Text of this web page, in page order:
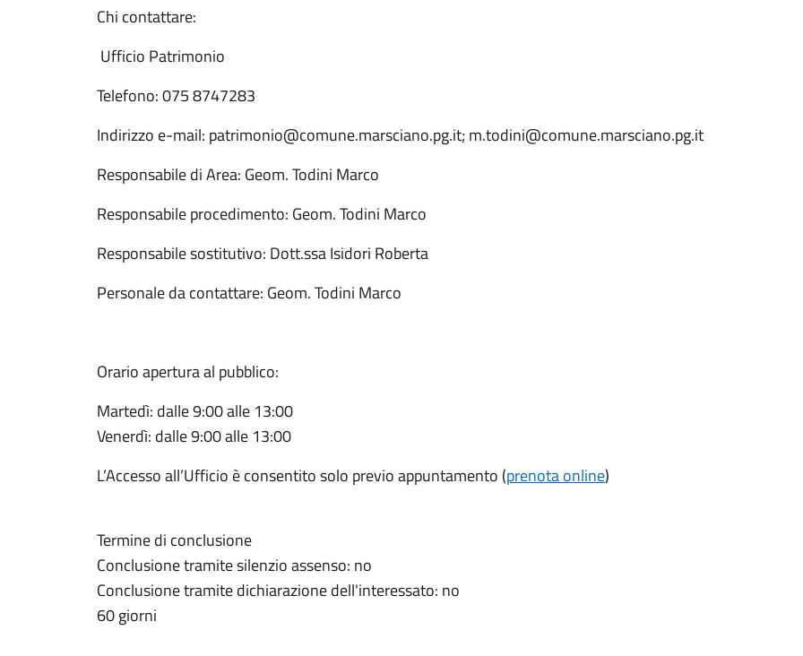
Chi contattare:
Ufficio Patrimonio
Telefono: 075 8747283
Indirizzo e-mail: patrimonio@comune.marsciano.pg.it; m.todini@comune.marsciano.pg.it
Responsabile di Area: Geom. Todini Marco
Responsabile procedimento: Geom. Todini Marco
Responsabile sostitutivo: Dott.ssa Isidori Roberta
Personale da contattare: Geom. Todini Marco
Orario apertura al pubblico:
Martedì: dalle 9:00 alle 13:00
Venerdì: dalle 9:00 alle 13:00
L’Accesso all’Ufficio è consentito solo previo appuntamento (prenota online)
Termine di conclusione
Conclusione tramite silenzio assenso: no
Conclusione tramite dichiarazione dell'interessato: no
60 giorni